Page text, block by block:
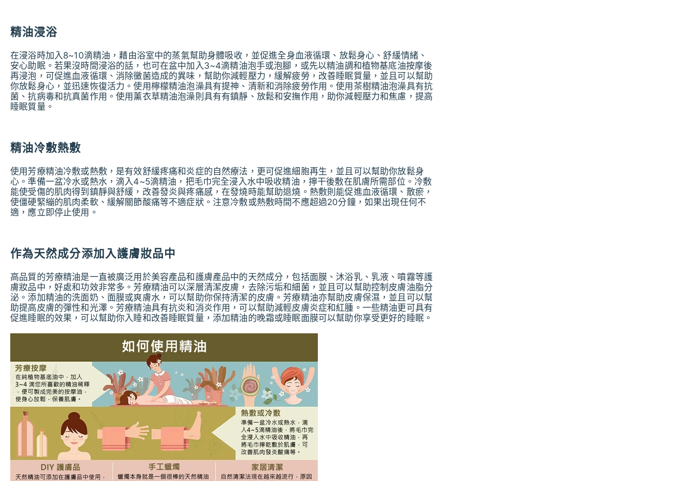
精油浸浴
在浸浴時加入8~10滴精油，藉由浴室中的蒸氣幫助身體吸收，並促進全身血液循環、放鬆身心、舒緩情緒、
安心助眠。若果沒時間浸浴的話，也可在盆中加入3~4滴精油泡手或泡腳，或先以精油調和植物基底油按摩後
再浸泡，可促進血液循環、消除黴菌造成的異味，幫助你減輕壓力，緩解疲勞，改善睡眠質量，並且可以幫助
你放鬆身心，並迅速恢復活力。使用檸檬精油泡澡具有提神、清新和消除疲勞作用。使用茶樹精油泡澡具有抗
菌、抗病毒和抗真菌作用。使用薰衣草精油泡澡則具有有鎮靜、放鬆和安撫作用，助你減輕壓力和焦慮，提高
睡眠質量。
精油冷敷熱敷
使用芳療精油冷敷或熱敷，是有效舒緩疼痛和炎症的自然療法，更可促進細胞再生，並且可以幫助你放鬆身
心。準備一盆冷水或熱水，滴入4~5滴精油，把毛巾完全浸入水中吸收精油，擰干後敷在肌膚所需部位。冷敷
能使受傷的肌肉得到鎮靜與舒緩，改善發炎與疼痛感，在發燒時能幫助退燒。熱敷則能促進血液循環、散瘀，
使僵硬緊繃的肌肉柔軟、緩解關節酸痛等不適症狀。注意冷敷或熱敷時間不應超過20分鐘，如果出現任何不
適，應立即停止使用。
作為天然成分添加入護膚妝品中
高品質的芳療精油是一直被廣泛用於美容產品和護膚產品中的天然成分，包括面膜、沐浴乳、乳液、噴霧等護
膚妝品中，好處和功效非常多。芳療精油可以深層清潔皮膚，去除污垢和細菌，並且可以幫助控制皮膚油脂分
泌。添加精油的洗面奶、面膜或爽膚水，可以幫助你保持清潔的皮膚。芳療精油亦幫助皮膚保濕，並且可以幫
助提高皮膚的彈性和光澤。芳療精油具有抗炎和消炎作用，可以幫助減輕皮膚炎症和紅腫。一些精油更可具有
促進睡眠的效果，可以幫助你入睡和改善睡眠質量，添加精油的晚霜或睡眠面膜可以幫助你享受更好的睡眠。